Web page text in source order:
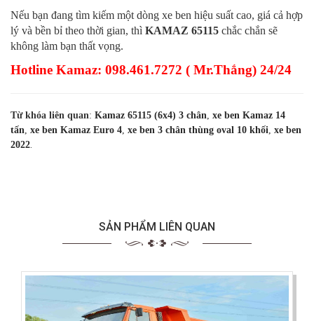
Nếu bạn đang tìm kiếm một dòng xe ben hiệu suất cao, giá cả hợp
lý và bền bỉ theo thời gian, thì KAMAZ 65115 chắc chắn sẽ
không làm bạn thất vọng.
Hotline Kamaz: 098.461.7272 ( Mr.Thắng) 24/24
Từ khóa liên quan: Kamaz 65115 (6x4) 3 chân, xe ben Kamaz 14
tấn, xe ben Kamaz Euro 4, xe ben 3 chân thùng oval 10 khối, xe ben
2022
SẢN PHẨM LIÊN QUAN